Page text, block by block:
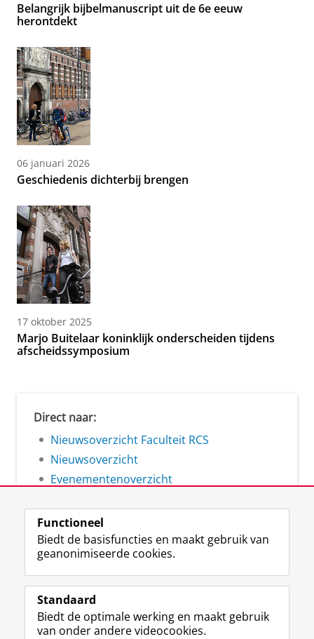
Belangrijk bijbelmanuscript uit de 6e eeuw
herontdekt
06 januari 2026
Geschiedenis dichterbij brengen
17 oktober 2025
Marjo Buitelaar koninklijk onderscheiden tijdens
afscheidssymposium
Direct naar:
Nieuwsoverzicht Faculteit RCS
Nieuwsoverzicht
Evenementenoverzicht
Volg de RUG
F
a
e
b
L
i
k
e
R
S
-
f
I
n
t
Y
o
T
Studiekiezers
Functioneel
Biedt de basisfuncties en maakt gebruik van
geanonimiseerde cookies.
Standaard
Biedt de optimale werking en maakt gebruik
van onder andere videocookies.